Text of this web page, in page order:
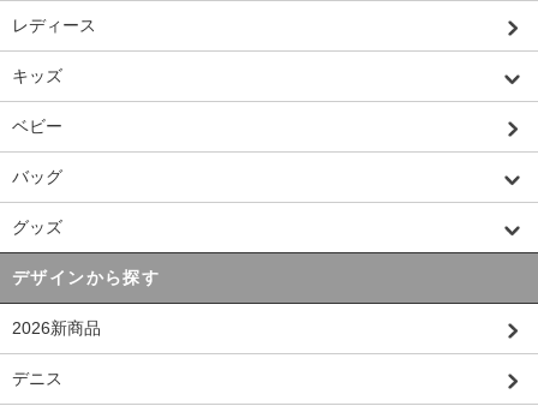
レディース
キッズ
ベビー
バッグ
グッズ
デザインから探す
2026新商品
デニス